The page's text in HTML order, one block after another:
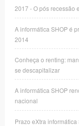
2017 - O pós recessão
A informática SHOP é
2014
Conheça o renting:
se descapitalizar
A informática SHOP
nacional
Prazo eXtra